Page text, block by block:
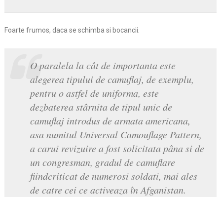
Foarte frumos, daca se schimba si bocancii.
O paralela la cât de importanta este
alegerea tipului de camuflaj, de exemplu,
pentru o astfel de uniforma, este
dezbaterea stârnita de tipul unic de
camuflaj introdus de armata americana,
asa numitul Universal Camouflage Pattern,
a carui revizuire a fost solicitata pâna si de
un congresman, gradul de camuflare
fiindcriticat de numerosi soldati, mai ales
de catre cei ce activeaza în Afganistan.